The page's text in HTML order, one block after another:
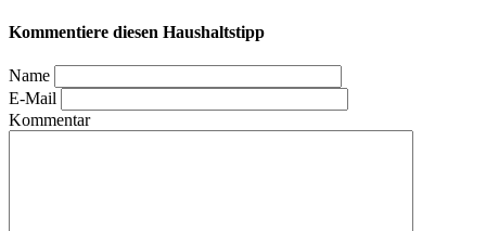
Kommentiere diesen Haushaltstipp
Name
E-Mail
Kommentar